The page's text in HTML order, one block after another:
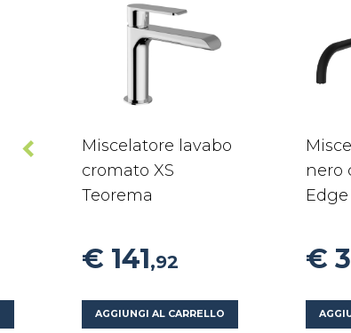
Miscelatore lavabo
cromato XS
Teorema
€ 141,92
AGGIUNGI AL CARRELLO
nero
€